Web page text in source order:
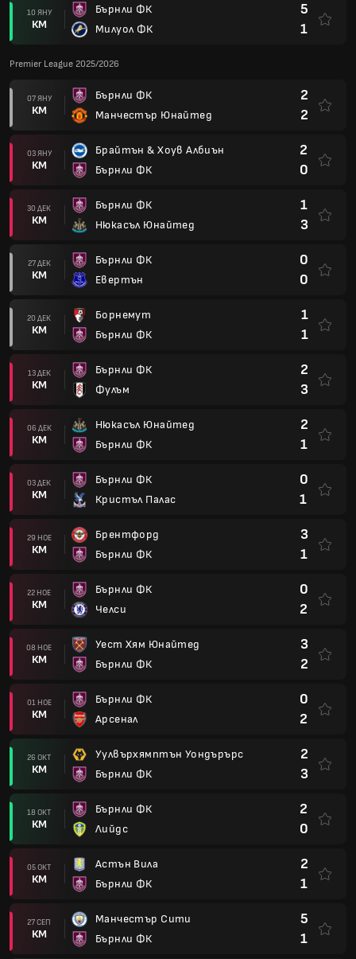
10 ЯНУ
КМ
Бърнли ФК
Милуол ФК
5
1
Premier League 2025/2026
07 ЯНУ
КМ
Бърнли ФК
Манчестър Юнайтед
2
2
03 ЯНУ
КМ
Брайтън & Хоув Албиън
Бърнли ФК
2
0
30 ДЕК
КМ
Бърнли ФК
Нюкасъл Юнайтед
1
3
27 ДЕК
КМ
Бърнли ФК
Евертън
0
0
20 ДЕК
КМ
Борнемут
Бърнли ФК
1
1
13 ДЕК
КМ
Бърнли ФК
Фулъм
2
3
06 ДЕК
КМ
Нюкасъл Юнайтед
Бърнли ФК
2
1
03 ДЕК
КМ
Бърнли ФК
Кристъл Палас
0
1
29 НОЕ
КМ
Брентфорд
Бърнли ФК
3
1
22 НОЕ
КМ
Бърнли ФК
Челси
0
2
08 НОЕ
КМ
Уест Хям Юнайтед
Бърнли ФК
3
2
01 НОЕ
КМ
Бърнли ФК
Арсенал
0
2
26 ОКТ
КМ
Уулвърхямптън Уондърърс
Бърнли ФК
2
3
18 ОКТ
КМ
Бърнли ФК
Лийдс
2
0
05 ОКТ
КМ
Астън Вила
Бърнли ФК
2
1
27 СЕП
КМ
Манчестър Сити
Бърнли ФК
5
1